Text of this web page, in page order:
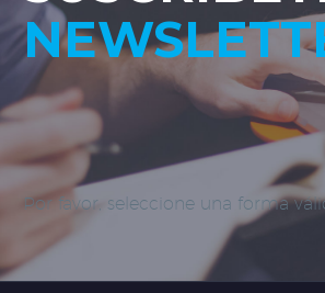
Por favor, seleccione una forma